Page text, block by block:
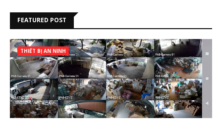
FEATURED POST
THIẾT BỊ AN NINH